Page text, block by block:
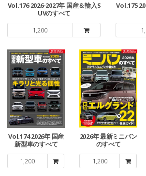
Vol.176 2026-2027年 国産＆輸入S
UVのすべて
1,200
Vol.175
Vol.174 2026年 国産
新型車のすべて
1,200
2026年 最新ミニバン
のすべて
1,200